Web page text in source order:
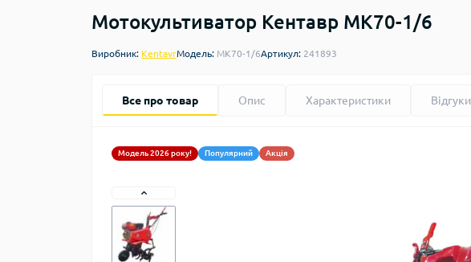
Мотокультиватор Кентавр МK70-1/6
Виробник: KentavrМодель: МK70-1/6Артикул: 241893
Все про товар Опис Характеристики Відгуки
Модель 2026 року! Популярний Акція